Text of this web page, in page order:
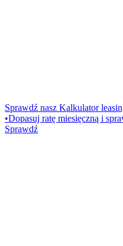
Sprawdź nasz Kalkulator
•Dopasuj ratę miesięczną i
Sprawdź